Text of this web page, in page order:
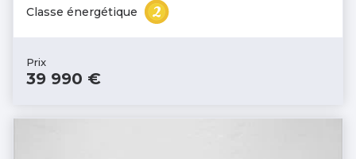
Classe énergétique
Prix
39 990 €